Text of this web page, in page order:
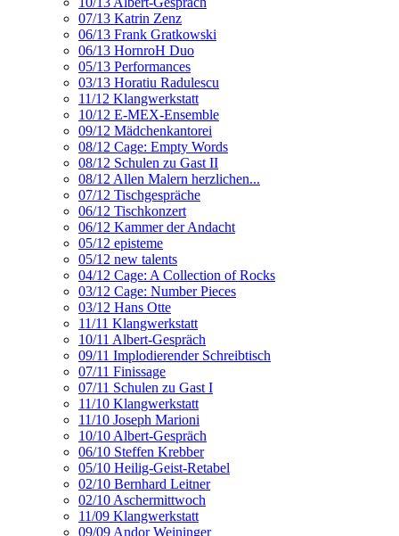
07/13 Katrin Zenz
06/13 Frank Gratkowski
06/13 HornroH Duo
05/13 Performances
03/13 Horatiu Radulescu
11/12 Klangwerkstatt
10/12 E-MEX-Ensemble
09/12 Mädchenkantorei
08/12 Cage: Empty Words
08/12 Schulen zu Gast II
08/12 Allen Malern herzlichen...
07/12 Tischgespräche
06/12 Tischkonzert
06/12 Kammer der Andacht
05/12 episteme
05/12 new talents
04/12 Cage: A Collection of Rocks
03/12 Cage: Number Pieces
03/12 Hans Otte
11/11 Klangwerkstatt
10/11 Albert-Gespräch
09/11 Implodierender Schreibtisch
07/11 Finissage
07/11 Schulen zu Gast I
11/10 Klangwerkstatt
11/10 Joseph Marioni
10/10 Albert-Gespräch
06/10 Steffen Krebber
05/10 Heilig-Geist-Retabel
02/10 Bernhard Leitner
02/10 Aschermittwoch
11/09 Klangwerkstatt
09/09 Andor Weininger